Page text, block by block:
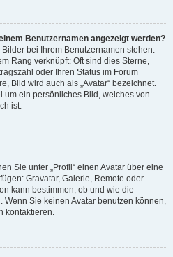
Benutzernamen angezeigt werden?
bei Ihrem Benutzernamen stehen.
Rang verknüpft: Oft sind dies Sterne,
oder Ihren Status im Forum
Bild wird auch als „Avatar“ bezeichnet.
um ein persönliches Bild, welches von
ist.
Sie unter „Profil“ einen Avatar über eine
Gravatar, Galerie, Remote oder
kann bestimmen, ob und wie die
Wenn Sie keinen Avatar benutzen können,
kontaktieren.